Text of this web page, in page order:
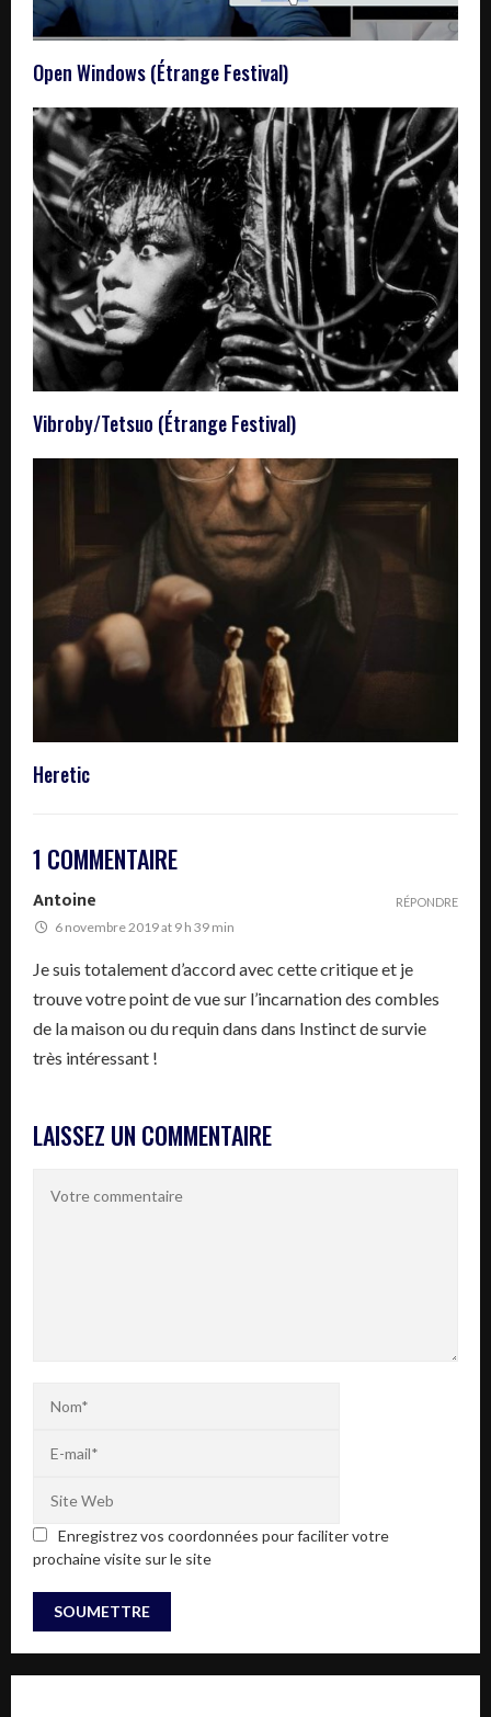
Open Windows (Étrange Festival)
Vibroby/Tetsuo (Étrange Festival)
Heretic
1 COMMENTAIRE
Antoine
6 novembre 2019 at 9 h 39 min
Je suis totalement d’accord avec cette critique et je
trouve votre point de vue sur l’incarnation des combles
de la maison ou du requin dans dans Instinct de survie
très intéressant !
RÉPONDRE
LAISSEZ UN COMMENTAIRE
Enregistrez vos coordonnées pour faciliter votre
prochaine visite sur le site